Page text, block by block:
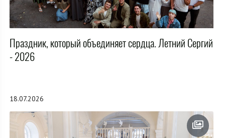
Праздник, который объединяет сердца. Летний Сергий
- 2026
18.07.2026